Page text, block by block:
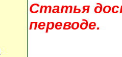
Статья
переводе.